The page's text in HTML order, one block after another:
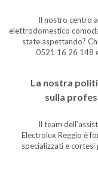
Il nostro centro
elettrodomestico
state aspettando?
0521 16 26 148
La nostra
sulla
Il team
Electrolux Reggio è
specializzati e